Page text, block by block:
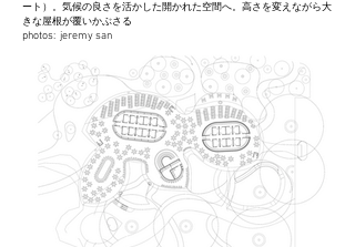
ート）。気候の良さを活かした開かれた空間へ。高さを変えながら大
きな屋根が覆いかぶさる
photos: jeremy san